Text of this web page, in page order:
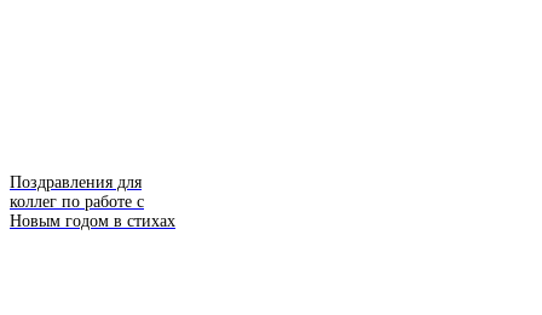
Поздравления для
коллег по работе с
Новым годом в стихах